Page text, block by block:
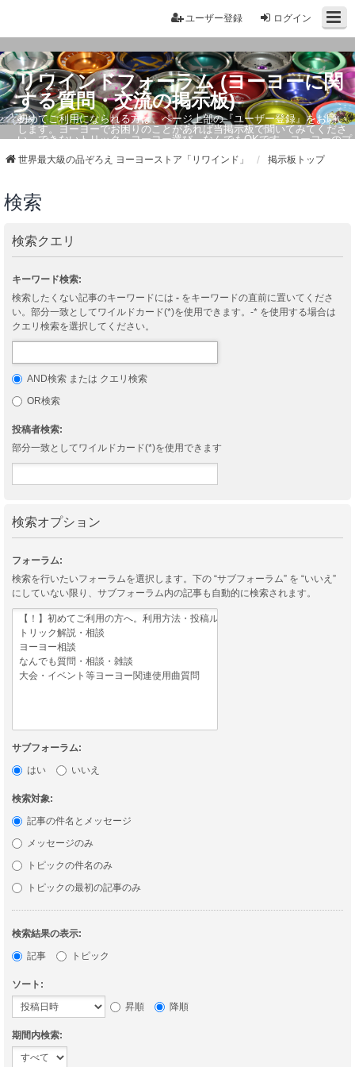
ログイン
ユーザー登録
リワインドフォーラム (ヨーヨーに関
する質問・交流の掲示板)
初めてご利用になられる方は、ページ上部の『ユーザー登録』をお願い
します。ヨーヨーでお困りのことがあれば当掲示板で聞いてみてくださ
い。できないトリック・ヨーヨー選び、なんでもOKです。ヨーヨーのプ
世界最大級の品ぞろえ ヨーヨーストア「リワインド」 掲示板トップ
検索
検索クエリ
キーワード検索:
検索したくない記事のキーワードには - をキーワードの直前に置いてくださ
い。部分一致としてワイルドカード(*)を使用できます。-* を使用する場合は
クエリ検索を選択してください。
AND検索 または クエリ検索
OR検索
投稿者検索:
部分一致としてワイルドカード(*)を使用できます
検索オプション
フォーラム:
検索を行いたいフォーラムを選択します。下の “サブフォーラム” を “いいえ”
にしていない限り、サブフォーラム内の記事も自動的に検索されます。
サブフォーラム:
はい
いいえ
検索対象:
記事の件名とメッセージ
メッセージのみ
トピックの件名のみ
トピックの最初の記事のみ
検索結果の表示:
記事
トピック
ソート:
昇順
降順
期間内検索: